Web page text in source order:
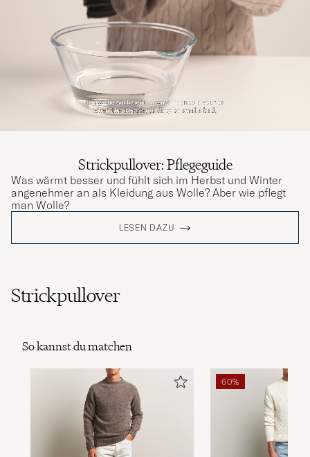
GEKAUFT AM AUF CAREOFCARL.SE
Strickpullover: Pflegeguide
Was wärmt besser und fühlt sich im Herbst und Winter
angenehmer an als Kleidung aus Wolle? Aber wie pflegt
man Wolle?
LESEN DAZU
Strickpullover
So kannst du matchen
60%